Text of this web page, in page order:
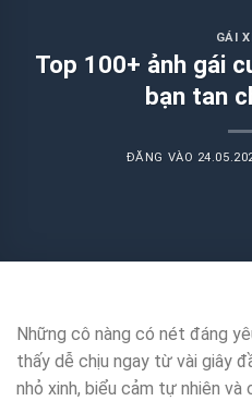
GÁI
Top 100+ ảnh gái
bạn tan
ĐĂNG VÀO
Những cô nàng có nét đáng
thấy dễ chịu ngay từ vài giây
nhỏ xinh, biểu cảm tự nhiên và